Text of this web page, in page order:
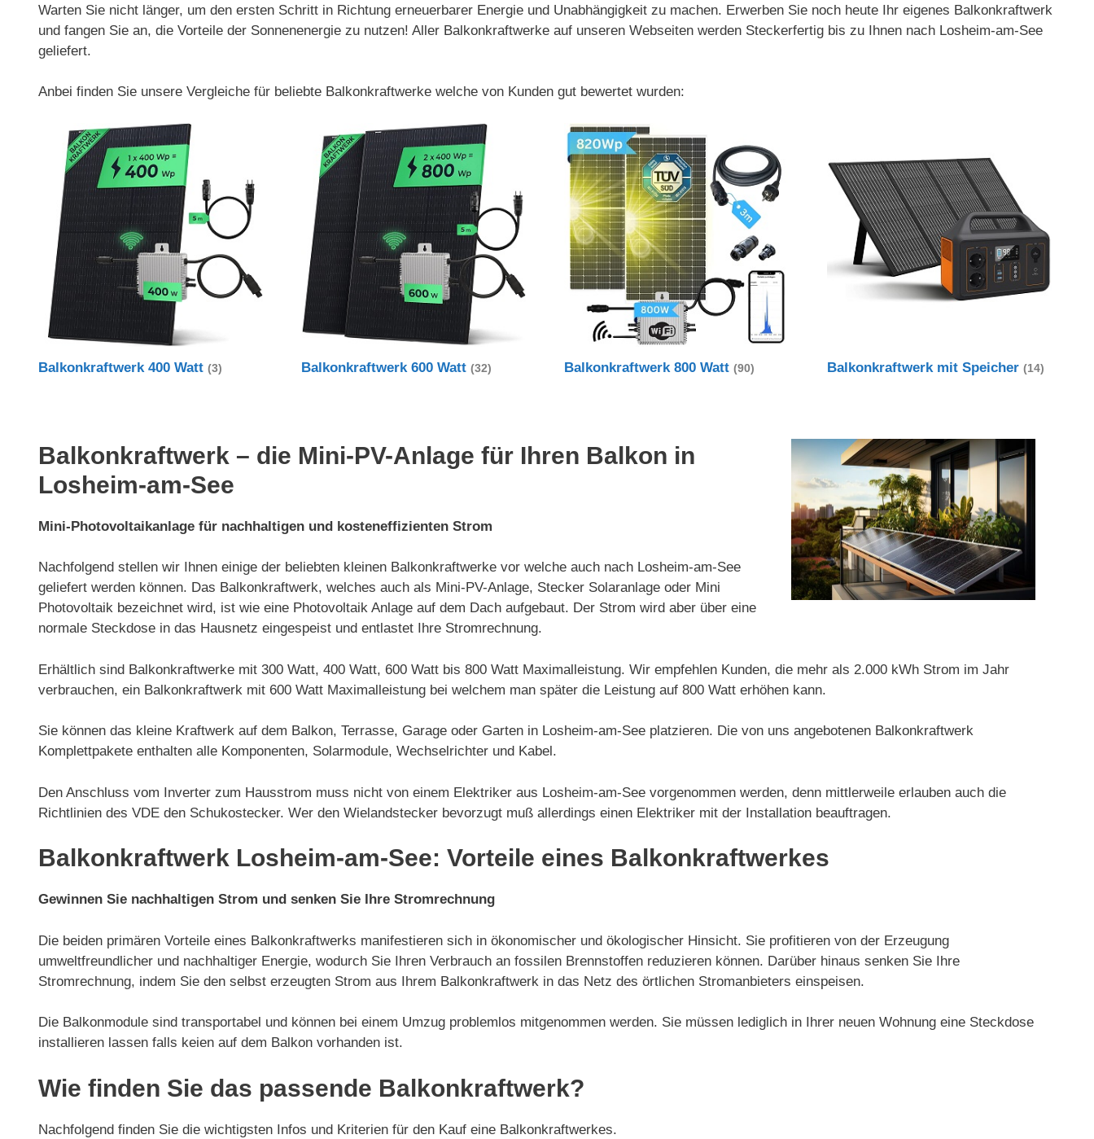
Warten Sie nicht länger, um den ersten Schritt in Richtung erneuerbarer Energie und Unabhängigkeit zu machen. Erwerben Sie noch heute Ihr eigenes Balkonkraftwerk
und fangen Sie an, die Vorteile der Sonnenenergie zu nutzen! Aller Balkonkraftwerke auf unseren Webseiten werden Steckerfertig bis zu Ihnen nach Losheim-am-See
geliefert.
Anbei finden Sie unsere Vergleiche für beliebte Balkonkraftwerke welche von Kunden gut bewertet wurden:
Balkonkraftwerk 400 Watt (3) Balkonkraftwerk 600 Watt(32) Balkonkraftwerk 800 Watt(90) Balkonkraftwerk mit Speicher(14)
Balkonkraftwerk – die Mini-PV-Anlage für Ihren Balkon in
Losheim-am-See
Mini-Photovoltaikanlage für nachhaltigen und kosteneffizienten Strom
Nachfolgend stellen wir Ihnen einige der beliebten kleinen Balkonkraftwerke vor welche auch nach Losheim-am-See
geliefert werden können. Das Balkonkraftwerk, welches auch als Mini-PV-Anlage, Stecker Solaranlage oder Mini
Photovoltaik bezeichnet wird, ist wie eine Photovoltaik Anlage auf dem Dach aufgebaut. Der Strom wird aber über eine
normale Steckdose in das Hausnetz eingespeist und entlastet Ihre Stromrechnung.
Erhältlich sind Balkonkraftwerke mit 300 Watt, 400 Watt, 600 Watt bis 800 Watt Maximalleistung. Wir empfehlen Kunden, die mehr als 2.000 kWh Strom im Jahr
verbrauchen, ein Balkonkraftwerk mit 600 Watt Maximalleistung bei welchem man später die Leistung auf 800 Watt erhöhen kann.
Sie können das kleine Kraftwerk auf dem Balkon, Terrasse, Garage oder Garten in Losheim-am-See platzieren. Die von uns angebotenen Balkonkraftwerk
Komplettpakete enthalten alle Komponenten, Solarmodule, Wechselrichter und Kabel.
Den Anschluss vom Inverter zum Hausstrom muss nicht von einem Elektriker aus Losheim-am-See vorgenommen werden, denn mittlerweile erlauben auch die
Richtlinien des VDE den Schukostecker. Wer den Wielandstecker bevorzugt muß allerdings einen Elektriker mit der Installation beauftragen.
Balkonkraftwerk Losheim-am-See: Vorteile eines Balkonkraftwerkes
Gewinnen Sie nachhaltigen Strom und senken Sie Ihre Stromrechnung
Die beiden primären Vorteile eines Balkonkraftwerks manifestieren sich in ökonomischer und ökologischer Hinsicht. Sie profitieren von der Erzeugung
umweltfreundlicher und nachhaltiger Energie, wodurch Sie Ihren Verbrauch an fossilen Brennstoffen reduzieren können. Darüber hinaus senken Sie Ihre
Stromrechnung, indem Sie den selbst erzeugten Strom aus Ihrem Balkonkraftwerk in das Netz des örtlichen Stromanbieters einspeisen.
Die Balkonmodule sind transportabel und können bei einem Umzug problemlos mitgenommen werden. Sie müssen lediglich in Ihrer neuen Wohnung eine Steckdose
installieren lassen falls keien auf dem Balkon vorhanden ist.
Wie finden Sie das passende Balkonkraftwerk?
Nachfolgend finden Sie die wichtigsten Infos und Kriterien für den Kauf eine Balkonkraftwerkes.